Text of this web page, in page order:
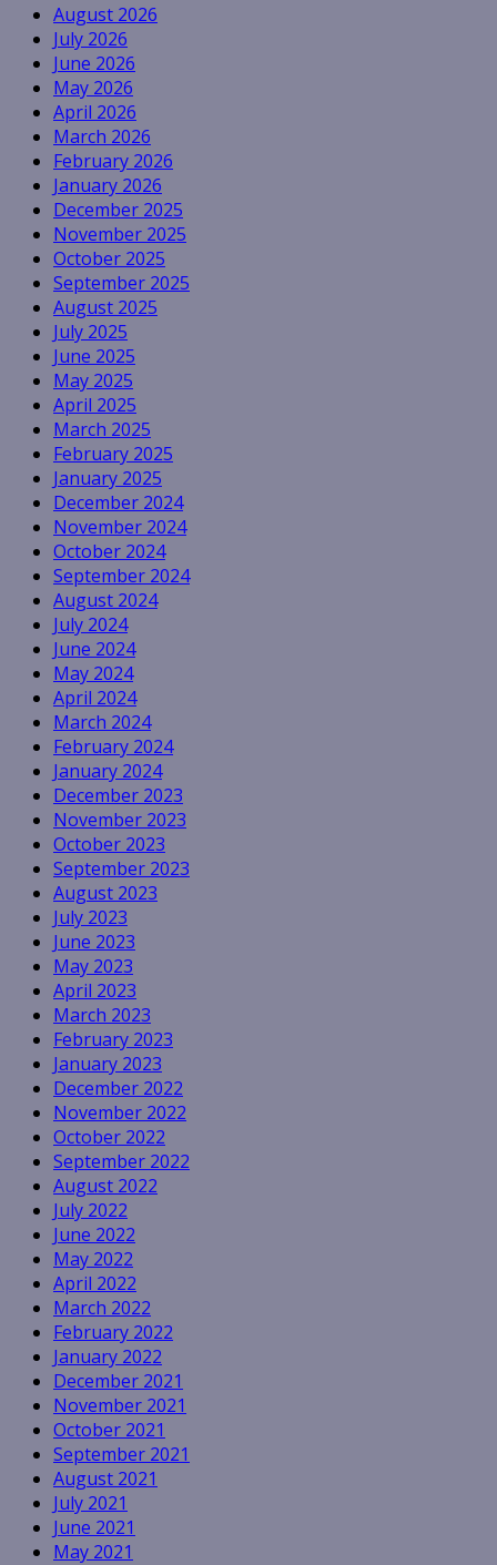
August 2026
July 2026
June 2026
May 2026
April 2026
March 2026
February 2026
January 2026
December 2025
November 2025
October 2025
September 2025
August 2025
July 2025
June 2025
May 2025
April 2025
March 2025
February 2025
January 2025
December 2024
November 2024
October 2024
September 2024
August 2024
July 2024
June 2024
May 2024
April 2024
March 2024
February 2024
January 2024
December 2023
November 2023
October 2023
September 2023
August 2023
July 2023
June 2023
May 2023
April 2023
March 2023
February 2023
January 2023
December 2022
November 2022
October 2022
September 2022
August 2022
July 2022
June 2022
May 2022
April 2022
March 2022
February 2022
January 2022
December 2021
November 2021
October 2021
September 2021
August 2021
July 2021
June 2021
May 2021